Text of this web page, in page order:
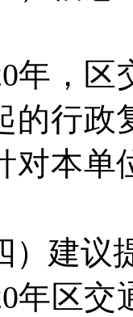
年，区
的行政
对本单
建议
年区交